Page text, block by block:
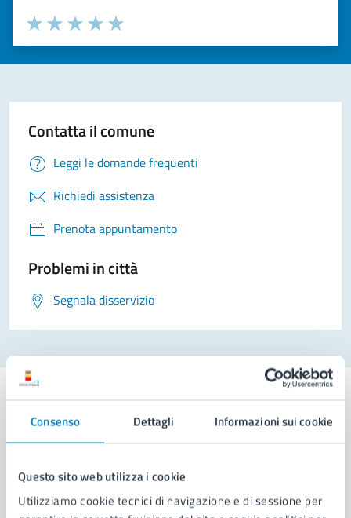
Consenso Dettagli Informazioni sui cookie
Questo sito web utilizza i cookie
Utilizziamo cookie tecnici di navigazione e di sessione per
Valuta la chiarezza delle informazioni (da 1 a 5 stelle)
Seleziona il numero di stelle per valutare la chiarezza delle
Valuta 5 stelle su 5
Valuta 4 stelle su 5
Valuta 3 stelle su 5
Valuta 2 stelle su 5
Valuta 1 stelle su 5
Contatta il comune
Leggi le domande frequenti
Richiedi assistenza
Prenota appuntamento
Problemi in città
Segnala disservizio
Comune di Napoli
AMMINISTRAZIONE